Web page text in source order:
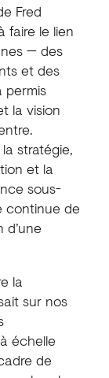
Fred
faire le lien
— des
et des
permis
la vision
stratégie,
et la
sous-
continue de
la
sur nos
échelle
de